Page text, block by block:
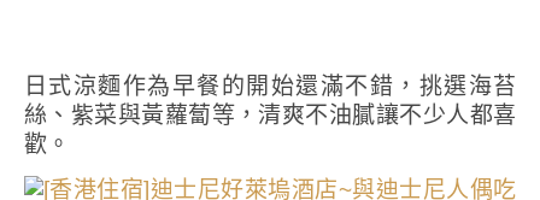
日式涼麵作為早餐的開始還滿不錯，挑選海苔
絲、紫菜與黃蘿蔔等，清爽不油膩讓不少人都喜
歡。